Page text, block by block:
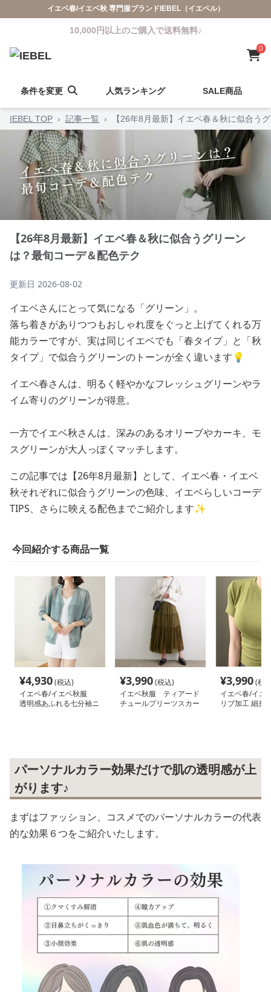
イエベ春/イエベ秋 専門服ブランドIEBEL（イエベル）
10,000円以上のご購入で送料無料♪
0
条件を変更 人気ランキング SALE商品
IEBEL TOP › 記事一覧 › 【26年8月最新】イエベ春＆秋に似合う
【26年8月最新】イエベ春＆秋に似合うグリーン
は？最旬コーデ＆配色テク
更新日 2026-08-02
イエベさんにとって気になる「グリーン」。
落ち着きがありつつもおしゃれ度をぐっと上げてくれる万
能カラーですが、実は同じイエベでも「春タイプ」と「秋
タイプ」で似合うグリーンのトーンが全く違います💡
イエベ春さんは、明るく軽やかなフレッシュグリーンやラ
イム寄りのグリーンが得意。
一方でイエベ秋さんは、深みのあるオリーブやカーキ、モ
スグリーンが大人っぽくマッチします。
この記事では【26年8月最新】として、イエベ春・イエベ
秋それぞれに似合うグリーンの色味、イエベらしいコーデ
TIPS、さらに映える配色までご紹介します✨
今回紹介する商品一覧
¥4,930(税込)
イエベ春/イエベ秋服
透明感あふれる七分袖ニ
¥3,990(税込)
イエベ秋服 ティアード
チュールプリーツスカー
¥3,990(税
イエベ春/イ
リブ加工 細身
パーソナルカラー効果だけで肌の透明感が上
がります♪
まずはファッション、コスメでのパーソナルカラーの代表
的な効果６つをご紹介いたします。